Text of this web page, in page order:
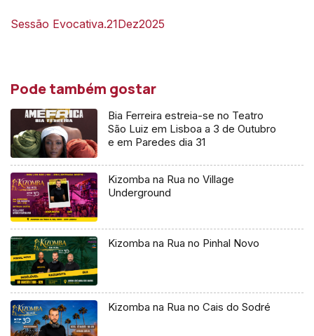
Sessão Evocativa.21Dez2025
Pode também gostar
Bia Ferreira estreia-se no Teatro
São Luiz em Lisboa a 3 de Outubro
e em Paredes dia 31
Kizomba na Rua no Village
Underground
Kizomba na Rua no Pinhal Novo
Kizomba na Rua no Cais do Sodré